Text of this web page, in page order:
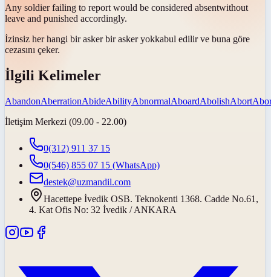
Any soldier failing to report would be considered absentwithout
leave and punished accordingly.
İzinsiz her hangi bir asker bir asker yokkabul edilir ve buna göre
cezasını çeker.
İlgili Kelimeler
AbandonAberrationAbideAbilityAbnormalAboardAbolishAbort
İletişim Merkezi (09.00 - 22.00)
0(312) 911 37 15
0(546) 855 07 15 (WhatsApp)
destek@uzmandil.com
Hacettepe İvedik OSB. Teknokenti 1368. Cadde No.61,
4. Kat Ofis No: 32 İvedik / ANKARA